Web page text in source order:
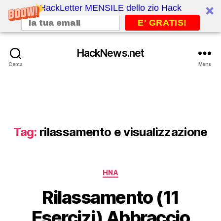
HackLetter MENSILE dello zio Hack
E' GRATIS!
Cerca
HackNews.net
Menu
Tag: rilassamento e visualizzazione
Categorie
HNA
Rilassamento (11